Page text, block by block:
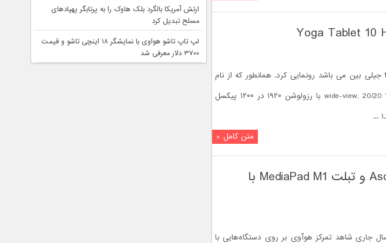
لنوو رسما از +Yoga Tablet 10 HD که تبلتی با اندروید ۴.۳ جیلی بین می باشد رونمایی کرد. همانطور که از نام
دستگاه مشخص است، صفحه نمایش آن ۱۰ اینچی wide-view, 20/20 Vision با رزولوشن ۱۹۲۰ در ۱۲۰۰ پیکسل
متن کامل »
هواوي و معرفي اسمارت فون Ascend G6 و تبلت MediaPad M1 با
جاری شاهد تمرکز هوآوی بر روی دستگاه‌هایی با
ارتش آمریکا بالگرد بلک هاوک را به پرتابگر پهپادهای
مسلح تبدیل کرد
لپ تاپ تاشو هواوی با نمایشگر ۱۸ اینچی تاشو و قیمت
۳۷۰۰ دلار معرفی شد